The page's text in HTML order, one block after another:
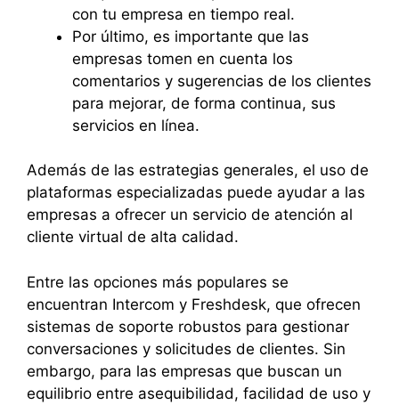
con tu empresa en tiempo real.
Por último, es importante que las
empresas tomen en cuenta los
comentarios y sugerencias de los clientes
para mejorar, de forma continua, sus
servicios en línea.
Además de las estrategias generales, el uso de
plataformas especializadas puede ayudar a las
empresas a ofrecer un servicio de atención al
cliente virtual de alta calidad.
Entre las opciones más populares se
encuentran Intercom y Freshdesk, que ofrecen
sistemas de soporte robustos para gestionar
conversaciones y solicitudes de clientes. Sin
embargo, para las empresas que buscan un
equilibrio entre asequibilidad, facilidad de uso y